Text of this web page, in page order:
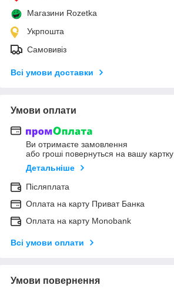
Магазини Rozetka
Укрпошта
Самовивіз
Всі умови доставки
Умови оплати
Ви отримаєте замовлення
або гроші повернуться на вашу картку
Детальніше
Післяплата
Оплата на карту Приват Банка
Оплата на карту Monobank
Всі умови оплати
Умови повернення